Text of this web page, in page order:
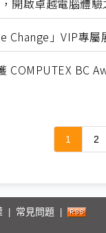
開啟卓越電腦體驗
Change」VIP專
COMPUTEX BC
1 2
常見問題